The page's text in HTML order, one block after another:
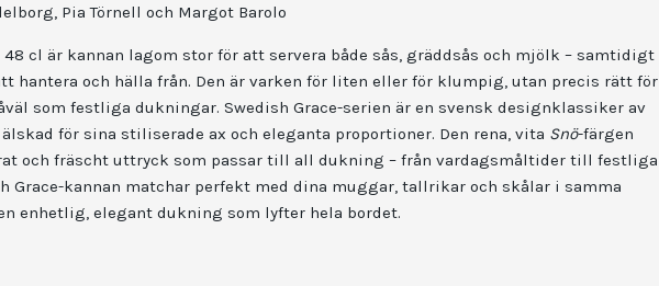
Pia Törnell och Margot Barolo
48 cl är kannan lagom stor för att servera både sås, gräddsås och mjölk – samtidigt
hantera och hälla från. Den är varken för liten eller för klumpig, utan precis rätt för
som festliga dukningar. Swedish Grace-serien är en svensk designklassiker av
älskad för sina stiliserade ax och eleganta proportioner. Den rena, vita Snö-färgen
och fräscht uttryck som passar till all dukning – från vardagsmåltider till festliga
Grace-kannan matchar perfekt med dina muggar, tallrikar och skålar i samma
enhetlig, elegant dukning som lyfter hela bordet.